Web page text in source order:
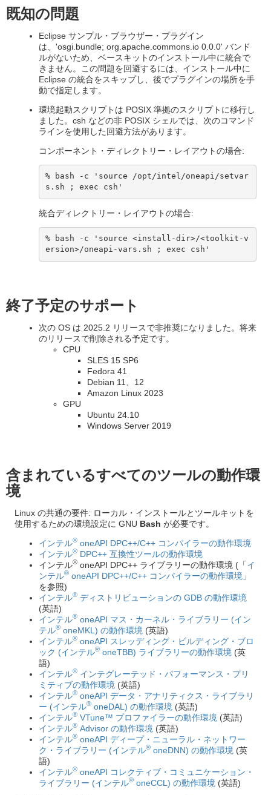
既知の問題
Eclipse サンプル・ブラウザー・プラグイン
は、'osgi.bundle; org.apache.commons.io 0.0.0' バンド
ルがないため、ベースキットのインストール中に統合で
きません。この問題を回避するには、インストール中に
Eclipse の統合をスキップし、後でプラグインの場所を手
動で指定します。
環境起動スクリプトは POSIX 準拠のスクリプトに移行し
ました。csh などの非 POSIX シェルでは、次のコマンド
ラインを使用した回避方法があります。
コンポーネント・ディレクトリー・レイアウトの場合:
% bash -c 'source /opt/intel/oneapi/setvar
s.sh ; exec csh'
統合ディレクトリー・レイアウトの場合:
% bash -c 'source <install-dir>/<toolkit-v
ersion>/oneapi-vars.sh ; exec csh'
終了予定のサポート
次の OS は 2025.2 リリースで非推奨になりました。将来
のリリースで削除される予定です。
CPU
SLES 15 SP6
Fedora 41
Debian 11、12
Amazon Linux 2023
GPU
Ubuntu 24.10
Windows Server 2019
含まれているすべてのツールの動作環
境
Linux の共通の要件: ローカル・インストールとツールキットを
使用するための環境設定に GNU Bash が必要です。
インテル® oneAPI DPC++/C++ コンパイラーの動作環境
インテル® DPC++ 互換性ツールの動作環境
インテル® oneAPI DPC++ ライブラリーの動作環境 (「イ
ンテル® oneAPI DPC++/C++ コンパイラーの動作環境 」
を参照)
インテル® ディストリビューションの GDB の動作環境
(英語)
インテル® oneAPI マス・カーネル・ライブラリー (イン
テル® oneMKL) の動作環境 (英語)
インテル® oneAPI スレッディング・ビルディング・ブロ
ック (インテル® oneTBB) ライブラリーの動作環境 (英
語)
インテル® インテグレーテッド・パフォーマンス・プリ
ミティブの動作環境 (英語)
インテル® oneAPI データ・アナリティクス・ライブラリ
ー (インテル® oneDAL) の動作環境 (英語)
インテル® VTune™ プロファイラーの動作環境 (英語)
インテル® Advisor の動作環境 (英語)
インテル® oneAPI ディープ・ニューラル・ネットワー
ク・ライブラリー (インテル® oneDNN) の動作環境 (英
語)
インテル® oneAPI コレクティブ・コミュニケーション・
ライブラリー (インテル® oneCCL) の動作環境 (英語)